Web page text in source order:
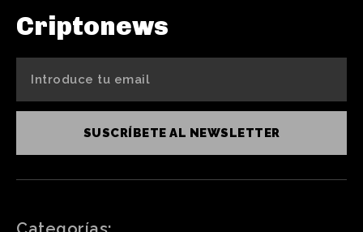
Criptonews
SUSCRÍBETE AL NEWSLETTER